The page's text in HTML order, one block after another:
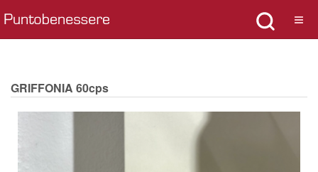
GRIFFONIA 60cps